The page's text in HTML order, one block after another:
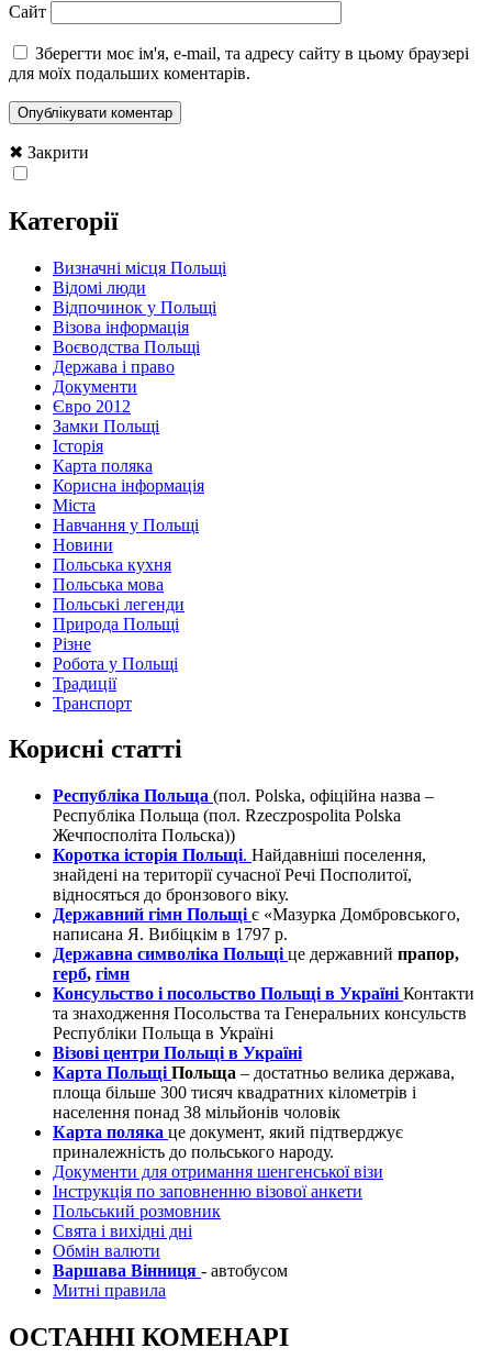
Сайт
Зберегти моє ім'я, e-mail, та адресу сайту в цьому браузері
для моїх подальших коментарів.
✖ Закрити
Категорії
Визначні місця Польщі
Відомі люди
Відпочинок у Польщі
Візова інформація
Воєводства Польщі
Держава і право
Документи
Євро 2012
Замки Польщі
Історія
Карта поляка
Корисна інформація
Міста
Навчання у Польщі
Новини
Польська кухня
Польська мова
Польські легенди
Природа Польщі
Різне
Робота у Польщі
Традиції
Транспорт
Корисні статті
Республіка Польща (пол. Polska, офіційна назва –
Республіка Польща (пол. Rzeczpospolita Polska
Жечпосполіта Польска))
Коротка історія Польщі. Найдавніші поселення,
знайдені на території сучасної Речі Посполитої,
відносяться до бронзового віку.
Державний гімн Польщі є «Мазурка Домбровського,
написана Я. Вибіцкім в 1797 р.
Державна символіка Польщі це державний прапор,
герб, гімн
Консульство і посольство Польщі в Україні Контакти
та знаходження Посольства та Генеральних консульств
Республіки Польща в Україні
Візові центри Польщі в Україні
Карта Польщі Польща – достатньо велика держава,
площа більше 300 тисяч квадратних кілометрів і
населення понад 38 мільйонів чоловік
Карта поляка це документ, який підтверджує
приналежність до польського народу.
Документи для отримання шенгенської візи
Інструкція по заповненню візової анкети
Польський розмовник
Свята і вихідні дні
Обмін валюти
Варшава Вінниця - автобусом
Митні правила
ОСТАННІ КОМЕНАРІ